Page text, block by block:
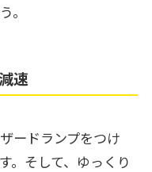
。
速
ードランプをつけ
。そして、ゆっくり